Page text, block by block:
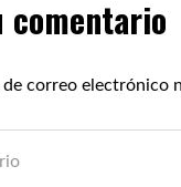
comentario
correo electrónico